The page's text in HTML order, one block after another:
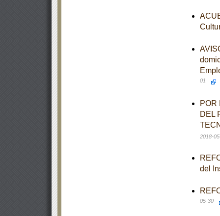
01
POR
DEL
2018-
del
05-30